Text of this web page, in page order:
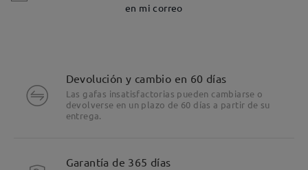
en mi correo
Devolución y cambio en 60 días
Las gafas insatisfactorias pueden cambiarse o
devolverse en un plazo de 60 días a partir de su
entrega.
Garantía de 365 días